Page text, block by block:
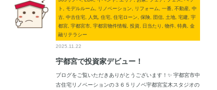
ト, モデルルーム, リノベーション, リフォーム, 一番, 不動産, 中
古, 中古住宅, 人気, 住宅, 住宅ローン, 保険, 団信, 土地, 宅建, 宇
都宮, 宇都宮市, 宇都宮物件情報, 投資, 日当たり, 物件, 特典, 金
融リテラシー
2025.11.22
宇都宮で投資家デビュー！
ブログをご覧いただきありがとうございます！✨ 宇都宮市中
古住宅リノベーションの３６５リノベ宇都宮宝木スタジオの